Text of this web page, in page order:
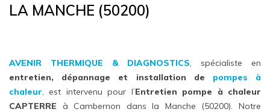
LA MANCHE (50200)
AVENIR THERMIQUE & DIAGNOSTICS , spécialiste en
entretien, dépannage et installation de pompes à
chaleur , est intervenu pour l’Entretien pompe à chaleur
CAPTERRE à Cambernon dans la Manche (50200). Notre